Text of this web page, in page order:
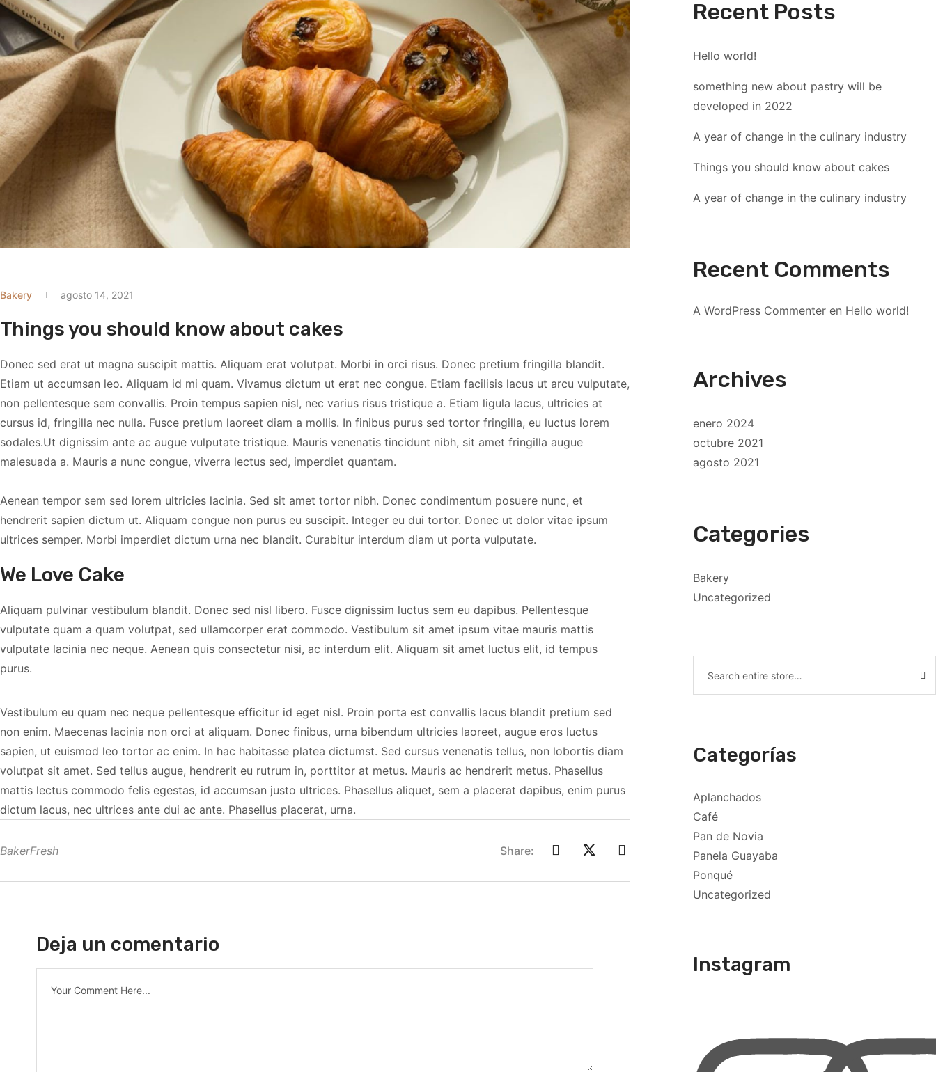
Bakery agosto 14, 2021
Things you should know about cakes
Donec sed erat ut magna suscipit mattis. Aliquam erat volutpat. Morbi in orci risus. Donec pretium fringilla blandit.
Etiam ut accumsan leo. Aliquam id mi quam. Vivamus dictum ut erat nec congue. Etiam facilisis lacus ut arcu vulputate,
non pellentesque sem convallis. Proin tempus sapien nisl, nec varius risus tristique a. Etiam ligula lacus, ultricies at
cursus id, fringilla nec nulla. Fusce pretium laoreet diam a mollis. In finibus purus sed tortor fringilla, eu luctus lorem
sodales.Ut dignissim ante ac augue vulputate tristique. Mauris venenatis tincidunt nibh, sit amet fringilla augue
malesuada a. Mauris a nunc congue, viverra lectus sed, imperdiet quantam.
Aenean tempor sem sed lorem ultricies lacinia. Sed sit amet tortor nibh. Donec condimentum posuere nunc, et
hendrerit sapien dictum ut. Aliquam congue non purus eu suscipit. Integer eu dui tortor. Donec ut dolor vitae ipsum
ultrices semper. Morbi imperdiet dictum urna nec blandit. Curabitur interdum diam ut porta vulputate.
We Love Cake
Aliquam pulvinar vestibulum blandit. Donec sed nisl libero. Fusce dignissim luctus sem eu dapibus. Pellentesque
vulputate quam a quam volutpat, sed ullamcorper erat commodo. Vestibulum sit amet ipsum vitae mauris mattis
vulputate lacinia nec neque. Aenean quis consectetur nisi, ac interdum elit. Aliquam sit amet luctus elit, id tempus
purus.
Vestibulum eu quam nec neque pellentesque efficitur id eget nisl. Proin porta est convallis lacus blandit pretium sed
non enim. Maecenas lacinia non orci at aliquam. Donec finibus, urna bibendum ultricies laoreet, augue eros luctus
sapien, ut euismod leo tortor ac enim. In hac habitasse platea dictumst. Sed cursus venenatis tellus, non lobortis diam
volutpat sit amet. Sed tellus augue, hendrerit eu rutrum in, porttitor at metus. Mauris ac hendrerit metus. Phasellus
mattis lectus commodo felis egestas, id accumsan justo ultrices. Phasellus aliquet, sem a placerat dapibus, enim purus
dictum lacus, nec ultrices ante dui ac ante. Phasellus placerat, urna.
BakerFresh Share:
Deja un comentario
Recent Posts
Hello world!
something new about pastry will be
developed in 2022
A year of change in the culinary industry
Things you should know about cakes
A year of change in the culinary industry
Recent Comments
A WordPress Commenteren Hello world!
Archives
enero 2024
octubre 2021
agosto 2021
Categories
Bakery
Uncategorized
Categorías
Aplanchados
Café
Pan de Novia
Panela Guayaba
Ponqué
Uncategorized
Instagram